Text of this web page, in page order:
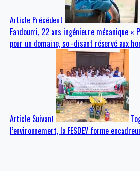
Article Précédent
Fandoumi, 22 ans ingénieure mécanique «
pour un domaine, soi-disant réservé aux
Article Suivant
l’environnement, la FESDEV forme